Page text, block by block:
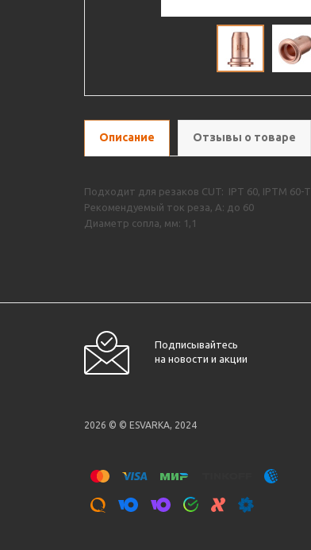
Описание Отзывы о товаре
Подходит для резаков CUT: IPT 60, IPTM 60-T
Рекомендуемый ток реза, А: до 60
Диаметр сопла, мм: 1,1
Подписывайтесь
на новости и акции
2026 © © ESVARKA, 2024